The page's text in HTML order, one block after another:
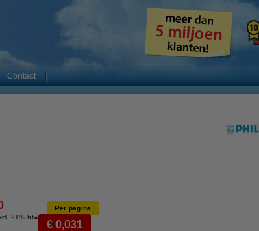
Contact
21% btw
Per pagina
€ 0,031